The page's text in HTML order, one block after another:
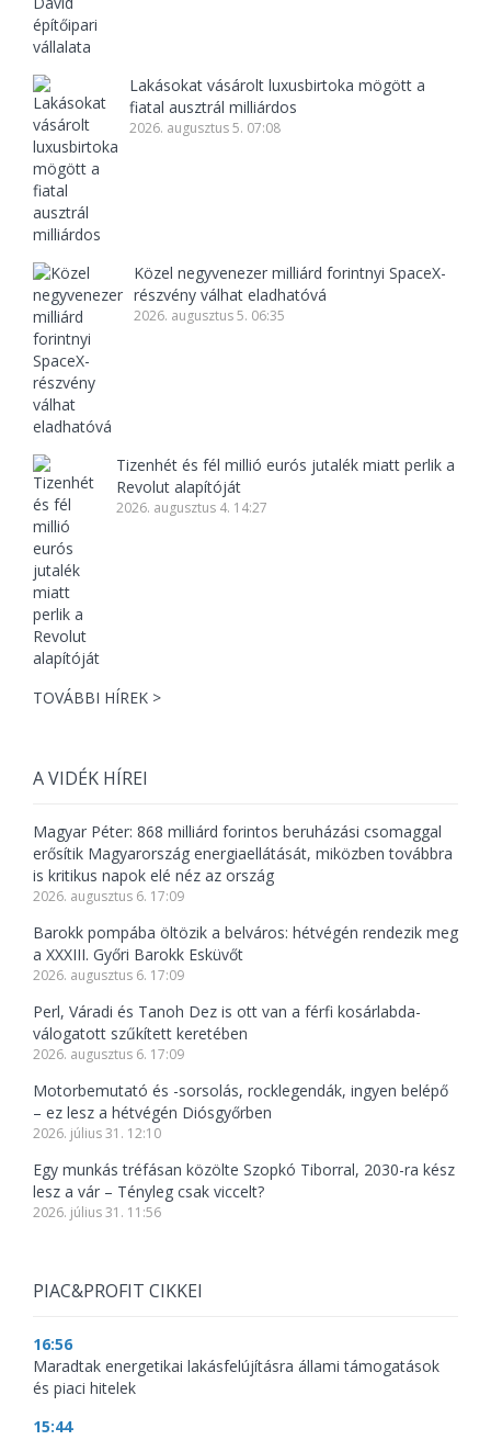
Lakásokat vásárolt luxusbirtoka mögött a
fiatal ausztrál milliárdos
2026. augusztus 5. 07:08
Közel negyvenezer milliárd forintnyi SpaceX-
részvény válhat eladhatóvá
2026. augusztus 5. 06:35
Tizenhét és fél millió eurós jutalék miatt perlik a
Revolut alapítóját
2026. augusztus 4. 14:27
TOVÁBBI HÍREK >
A VIDÉK HÍREI
Magyar Péter: 868 milliárd forintos beruházási csomaggal
erősítik Magyarország energiaellátását, miközben továbbra
is kritikus napok elé néz az ország
2026. augusztus 6. 17:09
Barokk pompába öltözik a belváros: hétvégén rendezik meg
a XXXIII. Győri Barokk Esküvőt
2026. augusztus 6. 17:09
Perl, Váradi és Tanoh Dez is ott van a férfi kosárlabda-
válogatott szűkített keretében
2026. augusztus 6. 17:09
Motorbemutató és -sorsolás, rocklegendák, ingyen belépő
– ez lesz a hétvégén Diósgyőrben
2026. július 31. 12:10
Egy munkás tréfásan közölte Szopkó Tiborral, 2030-ra kész
lesz a vár – Tényleg csak viccelt?
2026. július 31. 11:56
PIAC&PROFIT CIKKEI
16:56
Maradtak energetikai lakásfelújításra állami támogatások
és piaci hitelek
15:44